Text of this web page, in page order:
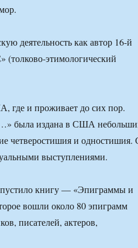
деятельность как автор 16-й
(толково-этимологический
где и проживает до сих пор.
была издана в США
четверостишия и одностишия.
выступлениями.
книгу — «Эпиграммы и
вошли около 80 эпиграмм
писателей, актеров,